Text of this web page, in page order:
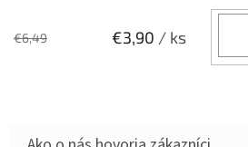
€6,49 €3,90 / ks